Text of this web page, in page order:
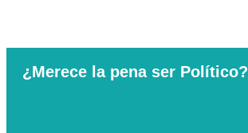
¿Merece la pena ser Político?